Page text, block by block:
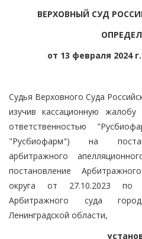
ВЕРХОВНЫЙ СУД
от 13 февраля 2024
Судья Верховного Суда
изучив кассационную
ответственностью
"Русбиофарм") на
арбитражного
постановление
округа от 27.10.2023 по
Арбитражного суда
Ленинградской области,